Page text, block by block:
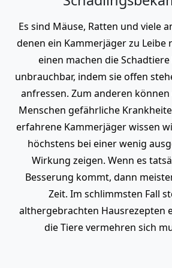
Es sind Mäuse, Ratten und viele
denen ein Kammerjäger zu Leibe
einen machen die
unbrauchbar, indem sie offen
anfressen. Zum anderen
Menschen gefährliche
erfahrene Kammerjäger wissen
höchstens bei einer wenig
Wirkung zeigen. Wenn es
Besserung kommt, dann
Zeit. Im schlimmsten Fall
althergebrachten Hausrezepten
die Tiere vermehren sich